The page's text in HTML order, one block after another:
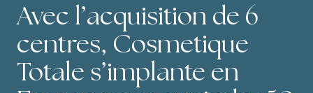
Avec l’acquisition de 6
centres, Cosmetique
Totale s’implante en